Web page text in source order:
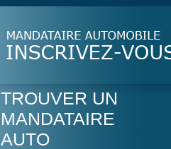
TROUVER UN
MANDATAIRE
AUTO